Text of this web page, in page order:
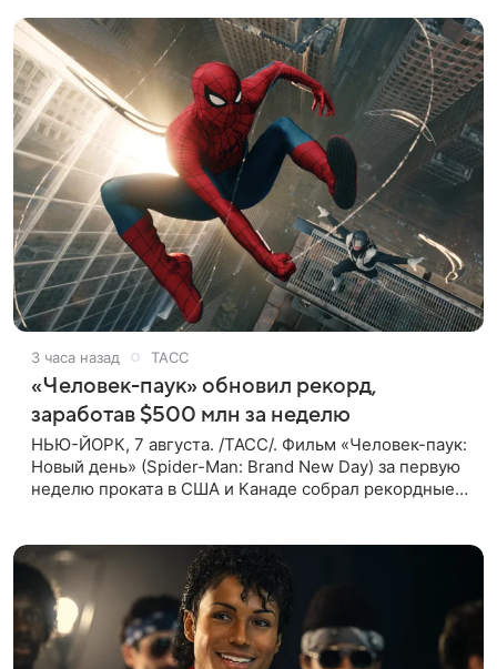
3 часа назад ТАСС
«Человек-паук» обновил рекорд,
заработав $500 млн за неделю
НЬЮ-ЙОРК, 7 августа. /ТАСС/. Фильм «Человек-паук:
Новый день» (Spider-Man: Brand New Day) за первую
неделю проката в США и Канаде собрал рекордные